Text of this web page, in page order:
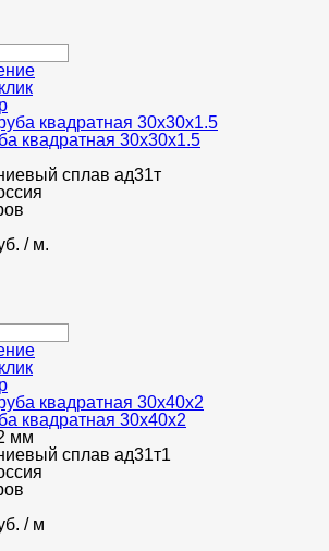
квадратная 30х30х1.5
сплав ад31т
/ м.
квадратная 30х40х2
мм
сплав ад31т1
/ м